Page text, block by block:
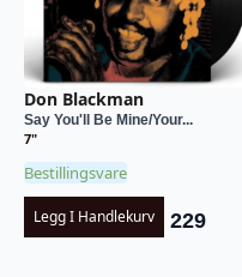
Don Blackman
Say You'll Be Mine/Your...
7"
Bestillingsvare
Legg I Handlekurv 229